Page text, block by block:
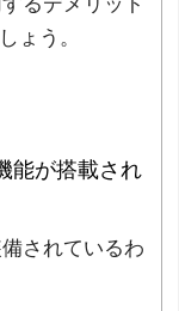
るデメリット
ょう。
能が搭載され
されているわ